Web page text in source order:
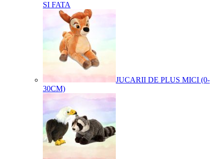
SI FATA
JUCARII DE PLUS MICI (0-
30CM)